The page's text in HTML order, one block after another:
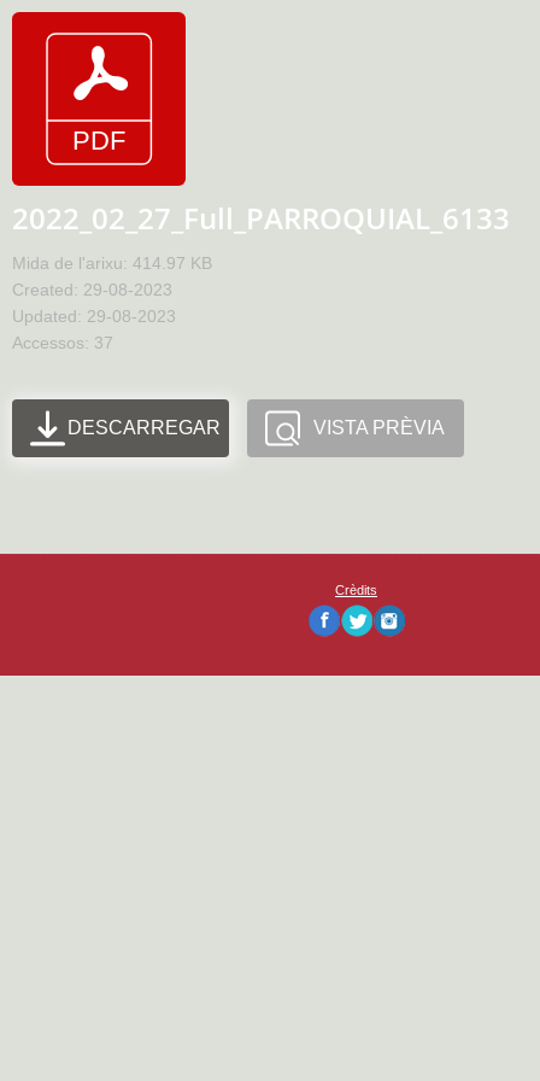
2022_02_27_Full_PARROQUIAL_6133
Mida de l'arixu: 414.97 KB
Created: 29-08-2023
Updated: 29-08-2023
Accessos: 37
DESCARREGAR VISTA PRÈVIA
Crèdits